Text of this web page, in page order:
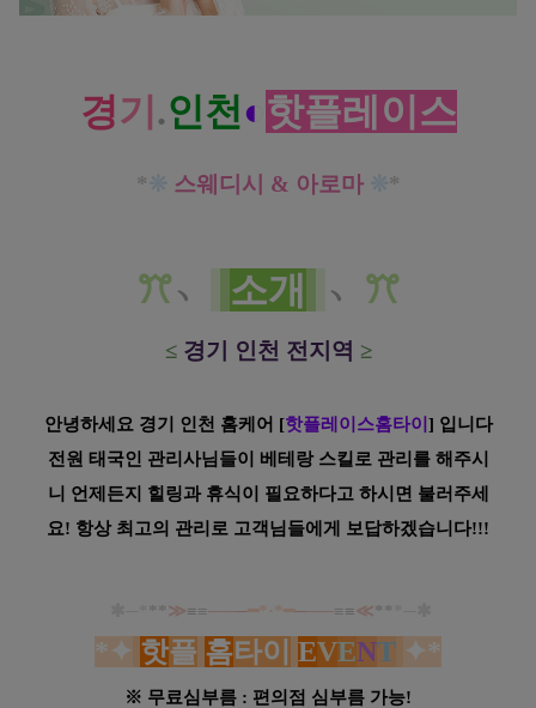
경기 .인천◐ 핫플레이스
* 스웨디시 & 아로마 *
ꔫ﹆ 소개 ﹆ ꔫ
≤ 경기 인천 전지역 ≥
안녕하세요 경기 인천 홈케어 [핫플레이스홈타이 ] 입니다
전원 태국인 관리사님들이 베테랑 스킬로 관리를 해주시
니 언제든지 힐링과 휴식이 필요하다고 하시면 불러주세
요! 항상 최고의 관리로 고객님들에게 보답하겠습니다!!!
** ≫≡≡───━*·*━───≡≡≪**
*✦ 핫플 홈타이 EVENT ✦*
※ 무료심부름 : 편의점 심부름 가능!